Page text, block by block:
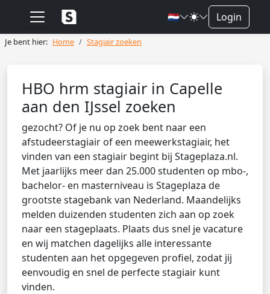
🇳🇱 Login
Je bent hier: Home Stagiair zoeken
HBO hrm stagiair in Capelle
aan den IJssel zoeken
gezocht? Of je nu op zoek bent naar een
afstudeerstagiair of een meewerkstagiair, het
vinden van een stagiair begint bij Stageplaza.nl.
Met jaarlijks meer dan 25.000 studenten op mbo-,
bachelor- en masterniveau is Stageplaza de
grootste stagebank van Nederland. Maandelijks
melden duizenden studenten zich aan op zoek
naar een stageplaats. Plaats dus snel je vacature
en wij matchen dagelijks alle interessante
studenten aan het opgegeven profiel, zodat jij
eenvoudig en snel de perfecte stagiair kunt
vinden.